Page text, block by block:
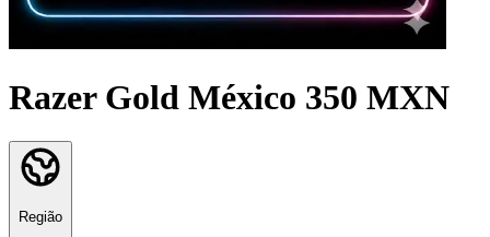
Razer Gold México 350 MXN
Região